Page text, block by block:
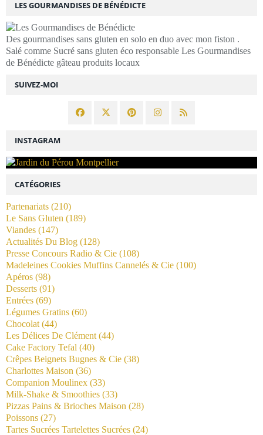
SUIVEZ-MOI
LES GOURMANDISES DE BÉNÉDICTE
Des gourmandises sans gluten en solo en duo avec mon fiston .
Salé comme Sucré sans gluten éco responsable Les Gourmandises
de Bénédicte gâteau produits locaux
INSTAGRAM
CATÉGORIES
Partenariats (210)
Le Sans Gluten (189)
Viandes (147)
Actualités Du Blog (128)
Presse Concours Radio & Cie (108)
Madeleines Cookies Muffins Cannelés & Cie (100)
Apéros (98)
Desserts (91)
Entrées (69)
Légumes Gratins (60)
Chocolat (44)
Les Délices De Clément (44)
Cake Factory Tefal (40)
Crêpes Beignets Bugnes & Cie (38)
Charlottes Maison (36)
Companion Moulinex (33)
Milk-Shake & Smoothies (33)
Pizzas Pains & Brioches Maison (28)
Poissons (27)
Tartes Sucrées Tartelettes Sucrées (24)